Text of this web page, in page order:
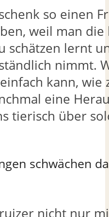
so einen
weil man
schätzen lernt
nimmt.
kann, wie
eine
tierisch über
schwächen
nicht nur